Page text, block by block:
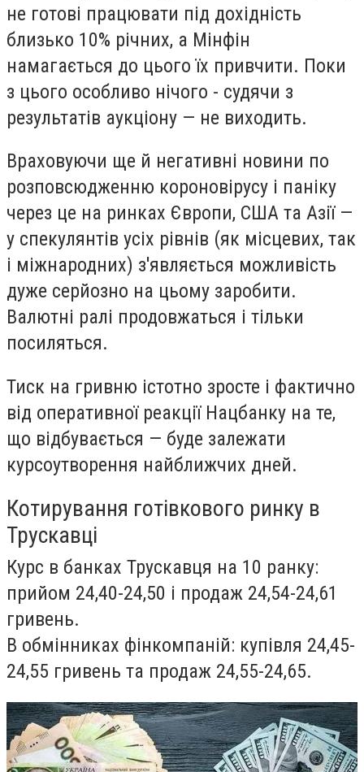
не готові працювати під дохідність
близько 10% річних, а Мінфін
намагається до цього їх привчити. Поки
з цього особливо нічого - судячи з
результатів аукціону — не виходить.
Враховуючи ще й негативні новини по
розповсюдженню короновірусу і паніку
через це на ринках Європи, США та Азії —
у спекулянтів усіх рівнів (як місцевих, так
і міжнародних) з'являється можливість
дуже серйозно на цьому заробити.
Валютні ралі продовжаться і тільки
посиляться.
Тиск на гривню істотно зросте і фактично
від оперативної реакції Нацбанку на те,
що відбувається — буде залежати
курсоутворення найближчих дней.
Котирування готівкового ринку в
Трускавці
Курс в банках Трускавця на 10 ранку:
прийом 24,40-24,50 і продаж 24,54-24,61
гривень.
В обмінниках фінкомпаній: купівля 24,45-
24,55 гривень та продаж 24,55-24,65.